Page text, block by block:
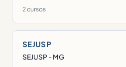
2 cursos
SEJUSP
SEJUSP - MG